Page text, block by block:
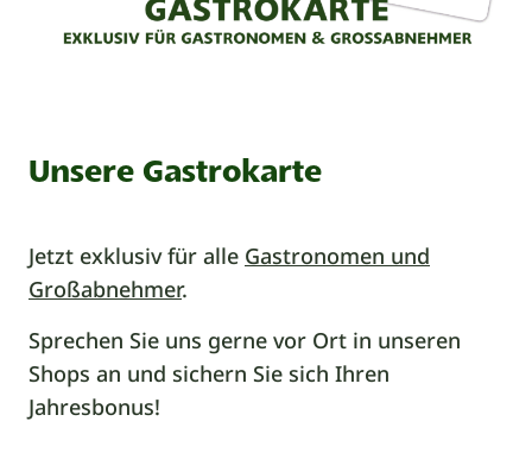
Unsere Gastrokarte
Jetzt exklusiv für alle Gastronomen und
Großabnehmer.
Sprechen Sie uns gerne vor Ort in unseren
Shops an und sichern Sie sich Ihren
Jahresbonus!